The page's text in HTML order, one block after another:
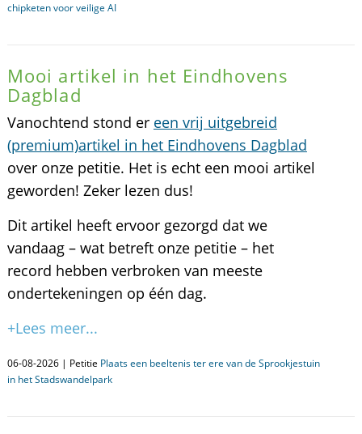
chipketen voor veilige AI
Mooi artikel in het Eindhovens
Dagblad
Vanochtend stond er een vrij uitgebreid
(premium)artikel in het Eindhovens Dagblad
over onze petitie. Het is echt een mooi artikel
geworden! Zeker lezen dus!
Dit artikel heeft ervoor gezorgd dat we
vandaag – wat betreft onze petitie – het
record hebben verbroken van meeste
ondertekeningen op één dag.
+Lees meer...
06-08-2026 | Petitie Plaats een beeltenis ter ere van de Sprookjestuin
in het Stadswandelpark